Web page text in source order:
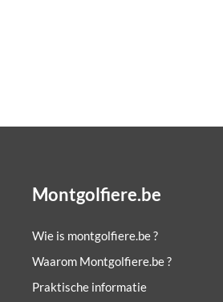
Montgolfiere.be
Wie is montgolfiere.be ?
Waarom Montgolfiere.be ?
Praktische informatie